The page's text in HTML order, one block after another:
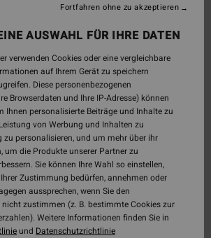
AUSWAHL FÜR IHRE DATEN
verwenden Cookies oder eine vergleichbare
auf Ihrem Gerät zu speichern
Diese personenbezogenen
Browserdaten und Ihre IP-Adresse) können
Ihnen personalisierte Beiträge und Inhalte zu
von Werbung und Inhalten zu
zu personalisieren, und um mehr über ihr
um die Produkte unserer Partner zu
Sie können Ihre Wahl so einstellen,
Zustimmung bedürfen, annehmen oder
aussprechen, wenn Sie den
zustimmen (z. B. bestimmte Cookies zur
Weitere Informationen finden Sie in
und Datenschutzrichtlinie
Fortfahren ohne zu akzeptieren